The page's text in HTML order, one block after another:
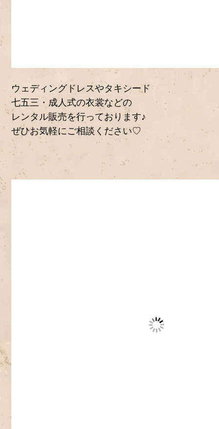
ウェディングドレスやタキシード
七五三・成人式の衣裳などの
レンタル販売を行っております♪
ぜひお気軽にご相談ください♡